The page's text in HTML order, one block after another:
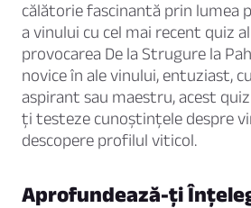
călătorie fascinantă prin lumea
a vinului cu cel mai recent quiz
provocarea De la Strugure la
novice în ale vinului, entuziast,
aspirant sau maestru, acest
ți testeze cunoștințele despre
descopere profilul viticol.
Aprofundează-ți